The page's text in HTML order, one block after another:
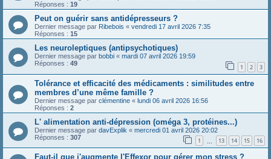
Réponses : 19
Peut on guérir sans antidépresseurs ?
Dernier message par Ribebois « vendredi 17 avril 2026 7:35
Réponses : 15
Les neuroleptiques (antipsychotiques)
Dernier message par bobbi « mardi 07 avril 2026 19:59
Réponses : 49 1 2 3
Tolérance et efficacité des médicaments : similitudes entre
membres d’une même famille ?
Dernier message par clémentine « lundi 06 avril 2026 16:56
Réponses : 2
L' alimentation anti-dépression (oméga 3, protéines...)
Dernier message par davExplik « mercredi 01 avril 2026 20:02
Réponses : 307 1 13 14 15 16
Faut-il que j'augmente l'Effexor pour gérer mon stress ?